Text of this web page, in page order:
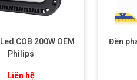
COB 200W OEM
Philips
Liên hệ
Đèn